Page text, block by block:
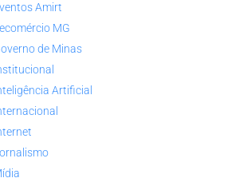
Amirt
MG
de Minas
Artificial